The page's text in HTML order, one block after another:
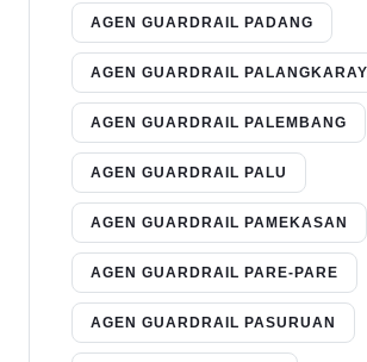
AGEN GUARDRAIL PADANG
AGEN GUARDRAIL
AGEN GUARDRAIL PALEMBANG
AGEN GUARDRAIL PALU
AGEN GUARDRAIL PAMEKASAN
AGEN GUARDRAIL PARE-PARE
AGEN GUARDRAIL PASURUAN